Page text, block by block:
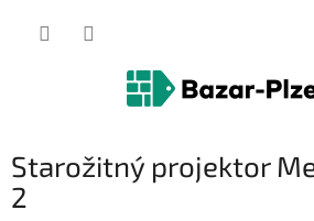
Starožitný projektor
2